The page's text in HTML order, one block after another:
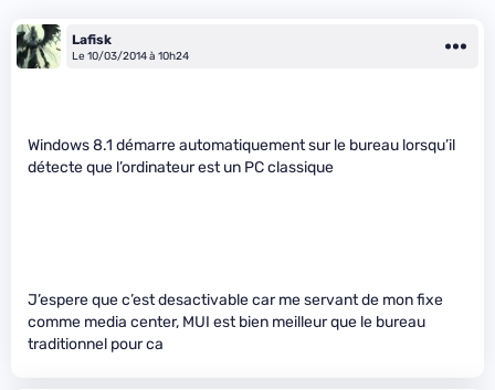
Lafisk
Le 10/03/2014 à 10h24
Windows 8.1 démarre automatiquement sur le bureau lorsqu’il
détecte que l’ordinateur est un PC classique
J’espere que c’est desactivable car me servant de mon fixe
comme media center, MUI est bien meilleur que le bureau
traditionnel pour ca